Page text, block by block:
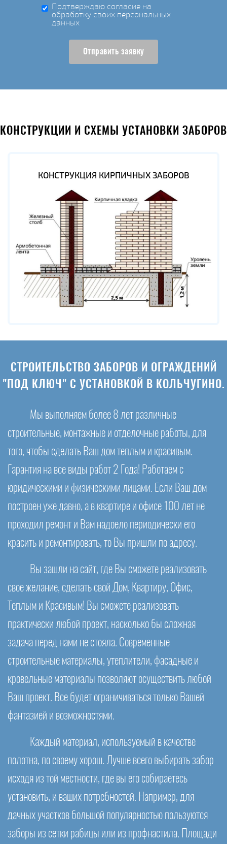
Подтверждаю согласие на
обработку своих персональных
данных
Отправить заявку
КОНСТРУКЦИИ И СХЕМЫ УСТАНОВКИ ЗАБОРОВ
КОНСТРУКЦИЯ КИРПИЧНЫХ ЗАБОРОВ
СТРОИТЕЛЬСТВО ЗАБОРОВ И ОГРАЖДЕНИЙ
"ПОД КЛЮЧ" С УСТАНОВКОЙ В КОЛЬЧУГИНО.
Мы выполняем более 8 лет различные
строительные, монтажные и отделочные работы, для
того, чтобы сделать Ваш дом теплым и красивым.
Гарантия на все виды работ 2 Года! Работаем с
юридическими и физическими лицами. Если Ваш дом
построен уже давно, а в квартире и офисе 100 лет не
проходил ремонт и Вам надоело периодически его
красить и ремонтировать, то Вы пришли по адресу.
Вы зашли на сайт, где Вы сможете реализовать
свое желание, сделать свой Дом, Квартиру, Офис,
Теплым и Красивым! Вы сможете реализовать
практически любой проект, насколько бы сложная
задача перед нами не стояла. Современные
строительные материалы, утеплители, фасадные и
кровельные материалы позволяют осуществить любой
Ваш проект. Все будет ограничиваться только Вашей
фантазией и возможностями.
Каждый материал, используемый в качестве
полотна, по своему хорош. Лучше всего выбирать забор
исходя из той местности, где вы его собираетесь
установить, и ваших потребностей. Например, для
дачных участков большой популярностью пользуются
заборы из сетки рабицы или из профнастила. Площади